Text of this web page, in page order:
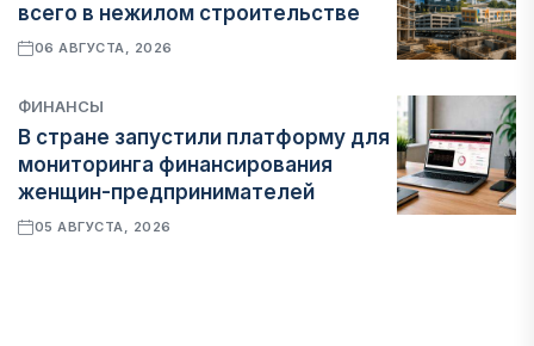
всего в нежилом строительстве
06 АВГУСТА, 2026
ФИНАНСЫ
В стране запустили платформу для
мониторинга финансирования
женщин-предпринимателей
05 АВГУСТА, 2026